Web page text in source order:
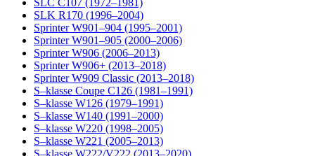
SLC C107 (1972–1981)
SLK R170 (1996–2004)
Sprinter W901–904 (1995–2001)
Sprinter W901–905 (2000–2006)
Sprinter W906 (2006–2013)
Sprinter W906+ (2013–2018)
Sprinter W909 Classic (2013–2018)
S–klasse Coupe C126 (1981–1991)
S–klasse W126 (1979–1991)
S–klasse W140 (1991–2000)
S–klasse W220 (1998–2005)
S–klasse W221 (2005–2013)